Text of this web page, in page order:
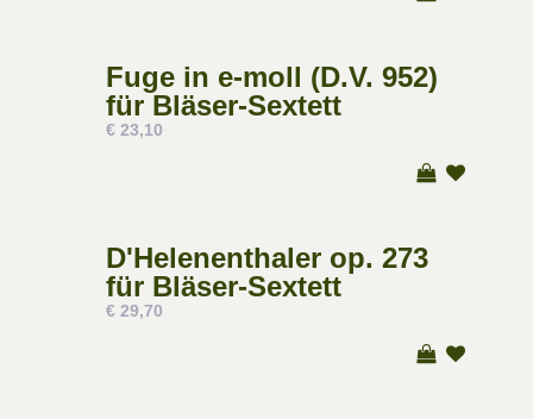
Fuge in e-moll (D.V. 952)
für Bläser-Sextett
€ 23,10
D'Helenenthaler op. 273
für Bläser-Sextett
€ 29,70